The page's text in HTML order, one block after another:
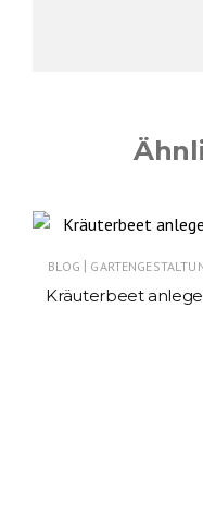
BLOG |
Kräuterbeet